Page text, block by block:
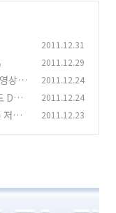
2011.12.31
2011.12.29
상 성
2011.12.24
DMB
2011.12.24
렴
2011.12.23